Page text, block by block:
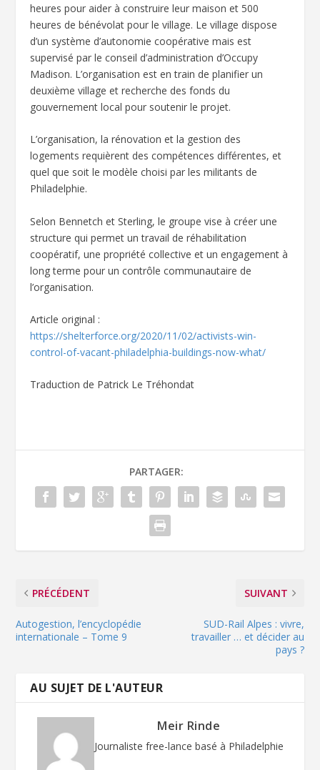
heures pour aider à construire leur maison et 500
heures de bénévolat pour le village. Le village dispose
d’un système d’autonomie coopérative mais est
supervisé par le conseil d’administration d’Occupy
Madison. L’organisation est en train de planifier un
deuxième village et recherche des fonds du
gouvernement local pour soutenir le projet.
L’organisation, la rénovation et la gestion des
logements requièrent des compétences différentes, et
quel que soit le modèle choisi par les militants de
Philadelphie.
Selon Bennetch et Sterling, le groupe vise à créer une
structure qui permet un travail de réhabilitation
coopératif, une propriété collective et un engagement à
long terme pour un contrôle communautaire de
l’organisation.
Article original :
https://shelterforce.org/2020/11/02/activists-win-
control-of-vacant-philadelphia-buildings-now-what/
Traduction de Patrick Le Tréhondat
PARTAGER:
PRÉCÉDENT
Autogestion, l’encyclopédie
internationale – Tome 9
SUIVANT
SUD-Rail Alpes : vivre,
travailler … et décider au
pays ?
AU SUJET DE L'AUTEUR
Meir Rinde
Journaliste free-lance basé à Philadelphie